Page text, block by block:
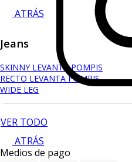
ATRÁS
Jeans
SKINNY LEVANTA POMPIS
RECTO LEVANTA POMPIS
WIDE LEG
VER TODO
ATRÁS
Medios de pago